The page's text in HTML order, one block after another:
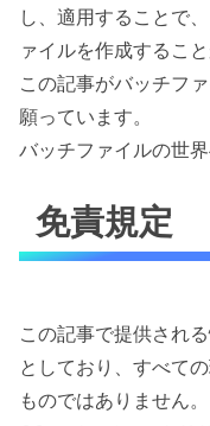
し、適用することで
ァイルを作成すること
この記事がバッチフ
願っています。
バッチファイルの世界
免責規定
この記事で提供され
としており、すべて
ものではありません。